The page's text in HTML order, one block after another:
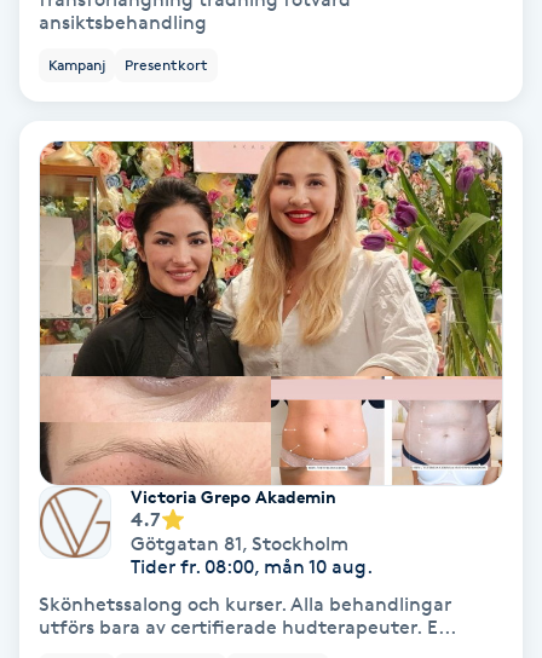
Ansiktsbehandling djuprengörande
Balayage
Bambumassage
Barber
Barnklippning
BIAB
Blowout
Bottenfärg
ansiktsbehandling
Kampanj Presentkort
Victoria Grepo Akademin
4.7
Götgatan 81, Stockholm
Tider fr. 08:00, mån 10 aug.
Skönhetssalong och kurser. Alla behandlingar
utförs bara av certifierade hudterapeuter. E...